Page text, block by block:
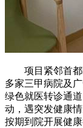
项目紧邻首都
多家三甲病院及
绿色就医转诊通
动，遇突发健康
按期到院开展健